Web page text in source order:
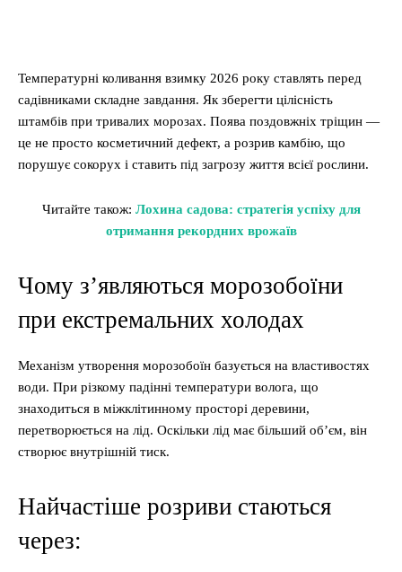
Температурні коливання взимку 2026 року ставлять перед
садівниками складне завдання. Як зберегти цілісність
штамбів при тривалих морозах. Поява поздовжніх тріщин —
це не просто косметичний дефект, а розрив камбію, що
порушує сокорух і ставить під загрозу життя всієї рослини.
Читайте також: Лохина садова: стратегія успіху для
отримання рекордних врожаїв
Чому з’являються морозобоїни
при екстремальних холодах
Механізм утворення морозобоїн базується на властивостях
води. При різкому падінні температури волога, що
знаходиться в міжклітинному просторі деревини,
перетворюється на лід. Оскільки лід має більший об’єм, він
створює внутрішній тиск.
Найчастіше розриви стаються
через: